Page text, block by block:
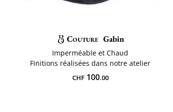
Couture Gabin
Imperméable et Chaud
Finitions réalisées dans notre atelier
CHF100.00